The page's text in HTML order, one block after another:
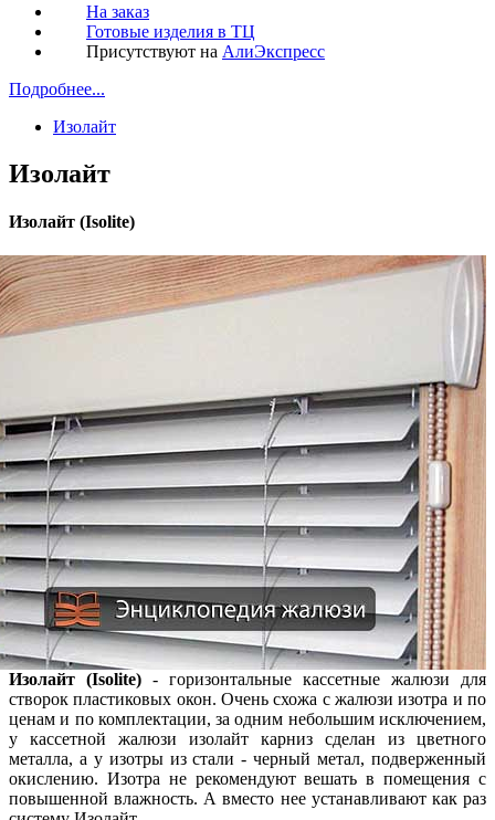
На заказ
Готовые изделия в ТЦ
Присутствуют на АлиЭкспресс
Подробнее...
Изолайт
Изолайт
Изолайт (Isolite)
Изолайт (Isolite) - горизонтальные кассетные жалюзи для
створок пластиковых окон. Очень схожа с жалюзи изотра и по
ценам и по комплектации, за одним небольшим исключением,
у кассетной жалюзи изолайт карниз сделан из цветного
металла, а у изотры из стали - черный метал, подверженный
окислению. Изотра не рекомендуют вешать в помещения с
повышенной влажность. А вместо нее устанавливают как раз